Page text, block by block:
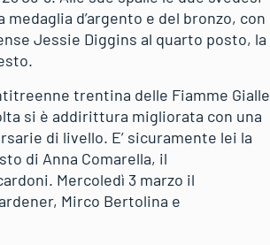
d’argento e del bronzo, con
Jessie Diggins al quarto posto, la
trentina delle Fiamme Gialle
si è addirittura migliorata con una
di livello. E’ sicuramente lei la
di Anna Comarella, il
Mercoledì 3 marzo il
Mirco Bertolina e